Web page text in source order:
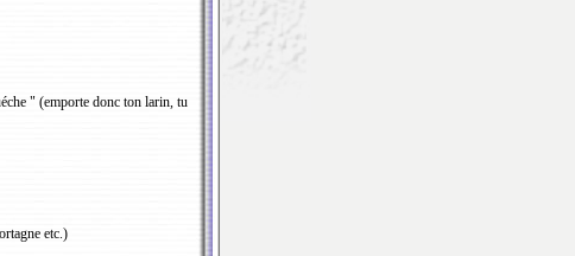
" (emporte donc ton larin, tu
etc.)